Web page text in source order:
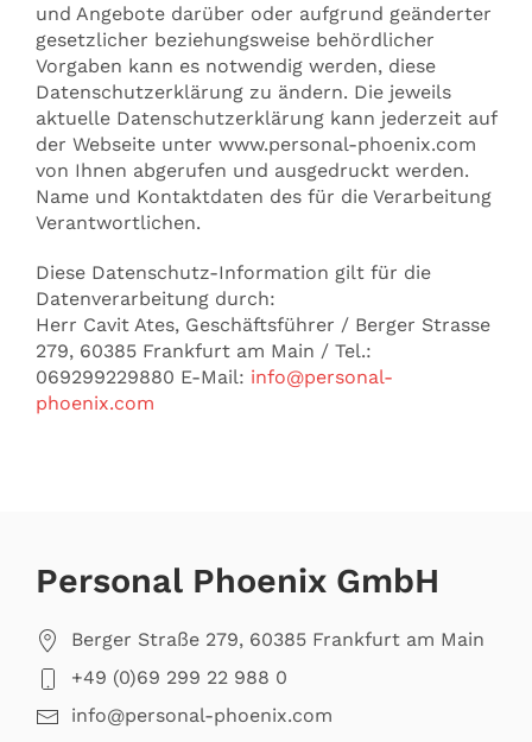
und Angebote darüber oder aufgrund geänderter
gesetzlicher beziehungsweise behördlicher
Vorgaben kann es notwendig werden, diese
Datenschutzerklärung zu ändern. Die jeweils
aktuelle Datenschutzerklärung kann jederzeit auf
der Webseite unter www.personal-phoenix.com
von Ihnen abgerufen und ausgedruckt werden.
Name und Kontaktdaten des für die Verarbeitung
Verantwortlichen.
Diese Datenschutz-Information gilt für die
Datenverarbeitung durch:
Herr Cavit Ates, Geschäftsführer / Berger Strasse
279, 60385 Frankfurt am Main / Tel.:
069299229880 E-Mail: info@personal-
phoenix.com
Personal Phoenix GmbH
Berger Straße 279, 60385 Frankfurt am Main
+49 (0)69 299 22 988 0
info@personal-phoenix.com